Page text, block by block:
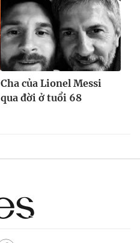
Cha của Lionel Messi
qua đời ở tuổi 68